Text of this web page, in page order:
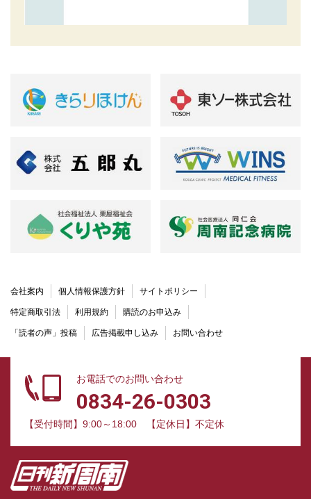
会社案内 個人情報保護方針 サイトポリシー
特定商取引法 利用規約 購読のお申込み
「読者の声」投稿 広告掲載申し込み お問い合わせ
お電話でのお問い合わせ
0834-26-0303
【受付時間】9:00～18:00 【定休日】不定休